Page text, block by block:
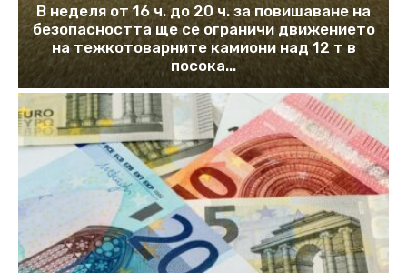
В неделя от 16 ч. до 20 ч. за повишаване на
безопасността ще се ограничи движението
на тежкотоварните камиони над 12 т в
посока...